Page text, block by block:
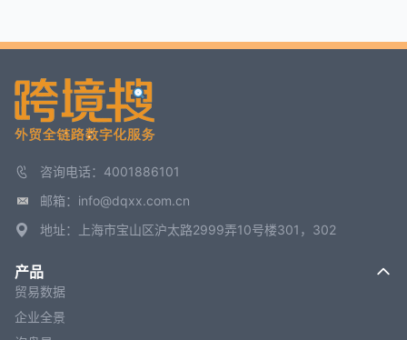
咨询电话：4001886101
邮箱：info@dqxx.com.cn
地址：上海市宝山区沪太路2999弄10号楼301，302
产品
贸易数据
企业全景